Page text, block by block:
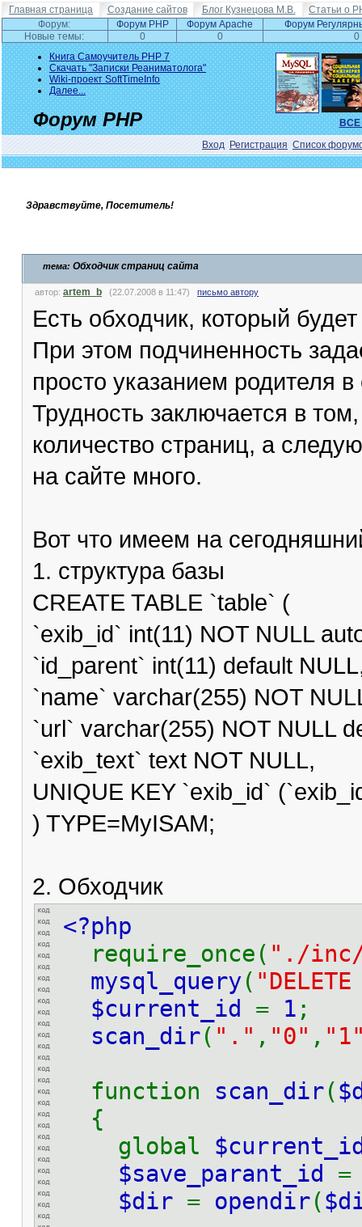
Главная страница Создание сайтов Блог Кузнецова М.В.
Статьи о
Форум:
Форум PHP Форум Apache
Форум
Новые темы:
0 0
0
Книга Самоучитель PHP 7
Скачать "Записки Реаниматолога"
Wiki-проект SoftTimeInfo
Далее...
ВСЕ
Форум PHP
Вход Регистрация Список
Здравствуйте, Посетитель!
тема: Обходчик страниц сайта
автор: artem_b (22.07.2008 в 11:47) письмо автору
Есть обходчик, который
При этом подчиненность
просто указанием родителя
Трудность заключается в
количество страниц, а
на сайте много.
Вот что имеем на
1. структура базы
CREATE TABLE `table` (
`exib_id` int(11) NOT NULL
`id_parent` int(11) default
`name` varchar(255) NOT
`url` varchar(255) NOT NULL
`exib_text` text NOT NULL,
UNIQUE KEY `exib_id`
) TYPE=MyISAM;
2. Обходчик
<?php
require_once( "./inc/
mysql_query(
$current_id = 1 ;
scan_dir( "." , "0" ,
function scan_dir(
{
global
$save_parant_id
$dir = opendir(